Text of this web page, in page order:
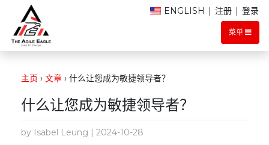
菜单
ENGLISH | 注册 | 登录
主页 › 文章 › 什么让您成为敏捷领导者？
什么让您成为敏捷领导者？
by Isabel Leung | 2024-10-28